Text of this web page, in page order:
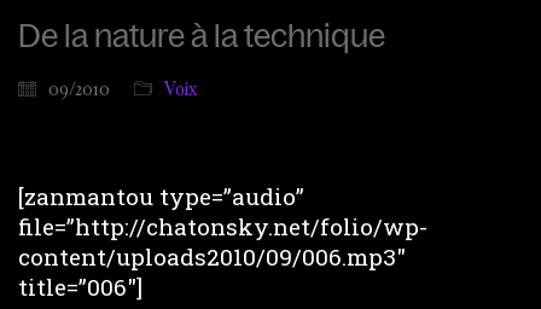
De la nature à la technique
09/2010 Voix
[zanmantou type=”audio”
file=”http://chatonsky.net/folio/wp-
content/uploads2010/09/006.mp3″
title=”006″]